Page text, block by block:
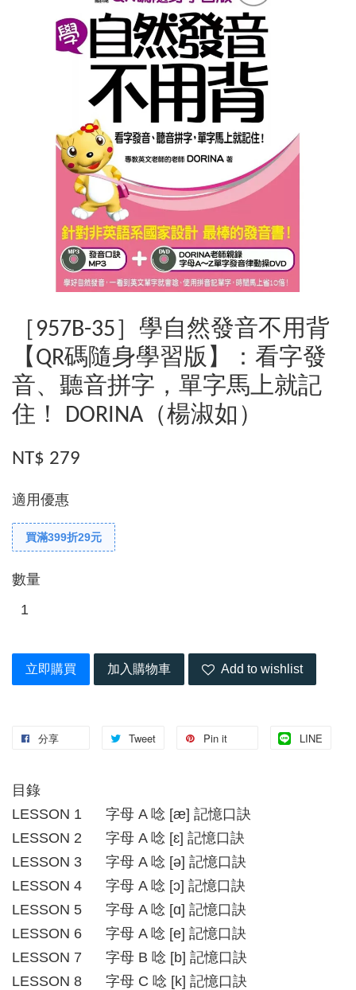
［957B-35］學自然發音不用背
【QR碼隨身學習版】：看字發
音、聽音拼字，單字馬上就記
住！ DORINA（楊淑如）
NT$ 279
適用優惠
買滿399折29元
數量
立即購買 加入購物車 Add to wishlist
分享 Tweet Pin it LINE
目錄
LESSON 1 字母 A 唸 [æ] 記憶口訣
LESSON 2 字母 A 唸 [ɛ] 記憶口訣
LESSON 3 字母 A 唸 [ə] 記憶口訣
LESSON 4 字母 A 唸 [ɔ] 記憶口訣
LESSON 5 字母 A 唸 [ɑ] 記憶口訣
LESSON 6 字母 A 唸 [e] 記憶口訣
LESSON 7 字母 B 唸 [b] 記憶口訣
LESSON 8 字母 C 唸 [k] 記憶口訣